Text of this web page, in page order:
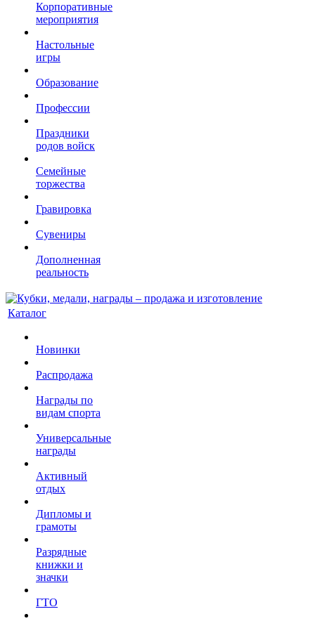
Корпоративные
мероприятия
Настольные
игры
Образование
Профессии
Праздники
родов войск
Семейные
торжества
Гравировка
Сувениры
Дополненная
реальность
Каталог
Новинки
Распродажа
Награды по
видам спорта
Универсальные
награды
Активный
отдых
Дипломы и
грамоты
Разрядные
книжки и
значки
ГТО